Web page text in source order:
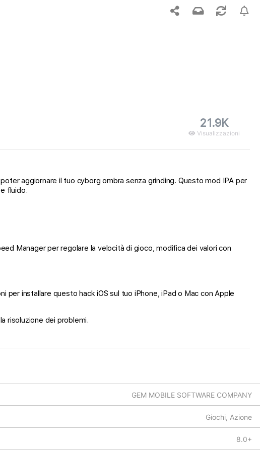
21.9K
Visualizzazioni
aggiornare il tuo cyborg ombra senza grinding. Questo mod IPA per
fluido.
Manager per regolare la velocità di gioco, modifica dei valori con
per installare questo hack iOS sul tuo iPhone, iPad o Mac con Apple
risoluzione dei problemi.
GEM MOBILE SOFTWARE COMPANY
Giochi, Azione
8.0+